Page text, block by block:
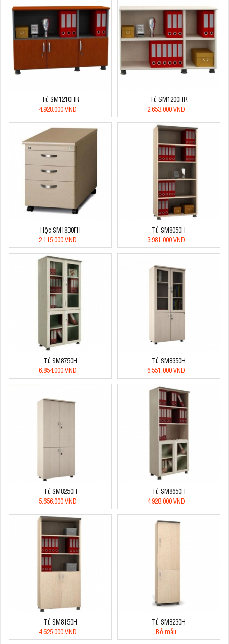
Tủ SM1210HR
4.928.000 VNĐ
Tủ SM1200HR
2.653.000 VNĐ
Hộc SM1830FH
2.115.000 VNĐ
Tủ SM8050H
3.981.000 VNĐ
Tủ SM8750H
6.854.000 VNĐ
Tủ SM8350H
6.551.000 VNĐ
Tủ SM8250H
5.656.000 VNĐ
Tủ SM8650H
4.928.000 VNĐ
Tủ SM8150H
4.625.000 VNĐ
Tủ SM8230H
Bỏ mẫu